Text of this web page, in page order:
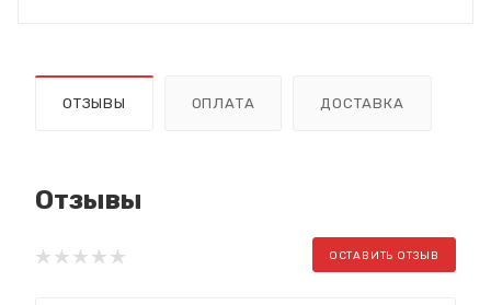
ОТЗЫВЫ ОПЛАТА ДОСТАВКА
Отзывы
ОСТАВИТЬ ОТЗЫВ